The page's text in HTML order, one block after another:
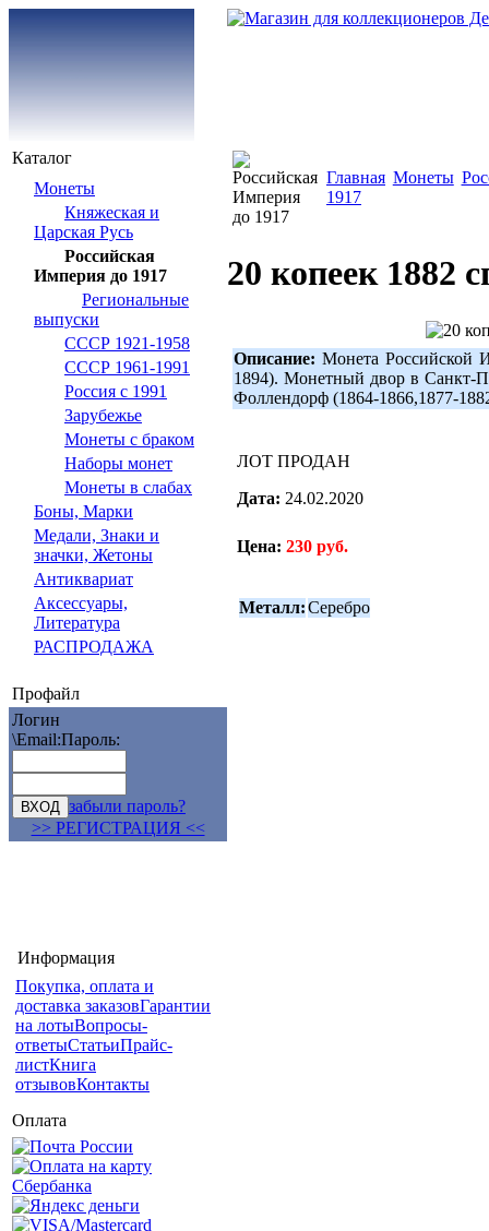
Каталог
Монеты
Княжеская и
Царская Русь
Российская
Империя до 1917
Региональные
выпуски
СССР 1921-1958
СССР 1961-1991
Россия с 1991
Зарубежье
Монеты с браком
Наборы монет
Монеты в слабах
Боны, Марки
Медали, Знаки и
значки, Жетоны
Антиквариат
Аксессуары,
Литература
РАСПРОДАЖА
Профайл
Логин
\Email:Пароль:
забыли пароль?
>> РЕГИСТРАЦИЯ <<
Информация
Покупка, оплата и
доставка заказовГарантии
на лотыВопросы-
ответыСтатьиПрайс-
листКнига
отзывовКонтакты
Оплата
Главная Монеты
1917
20 копеек 1882
Описание: Монета Российской
1894). Монетный двор в Санкт-
Фоллендорф (1864-1866,1877-
ЛОТ ПРОДАН
Дата: 24.02.2020
Цена: 230 руб.
Металл:Серебро